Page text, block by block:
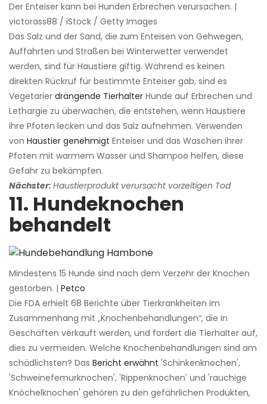
Der Enteiser kann bei Hunden Erbrechen verursachen. |
victorass88 / iStock / Getty Images
Das Salz und der Sand, die zum Enteisen von Gehwegen,
Auffahrten und Straßen bei Winterwetter verwendet
werden, sind für Haustiere giftig. Während es keinen
direkten Rückruf für bestimmte Enteiser gab, sind es
Vegetarier drängende Tierhalter Hunde auf Erbrechen und
Lethargie zu überwachen, die entstehen, wenn Haustiere
ihre Pfoten lecken und das Salz aufnehmen. Verwenden
von Haustier genehmigt Enteiser und das Waschen ihrer
Pfoten mit warmem Wasser und Shampoo helfen, diese
Gefahr zu bekämpfen.
Nächster: Haustierprodukt verursacht vorzeitigen Tod
11. Hundeknochen
behandelt
Mindestens 15 Hunde sind nach dem Verzehr der Knochen
gestorben. | Petco
Die FDA erhielt 68 Berichte über Tierkrankheiten im
Zusammenhang mit „Knochenbehandlungen“, die in
Geschäften verkauft werden, und fordert die Tierhalter auf,
dies zu vermeiden. Welche Knochenbehandlungen sind am
schädlichsten? Das Bericht erwähnt 'Schinkenknochen',
'Schweinefemurknochen', 'Rippenknochen' und 'rauchige
Knöchelknochen' gehören zu den gefährlichen Produkten,